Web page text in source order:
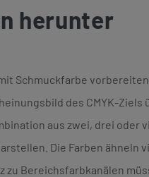
herunter
Schmuckfarbe
des CMYK-
aus zwei, drei oder
Die Farben ähneln
Bereichsfarbkanälen